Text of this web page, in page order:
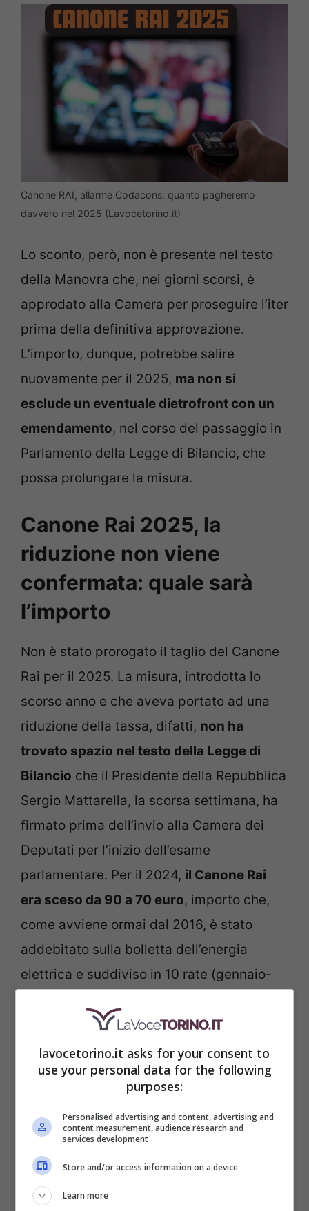
Canone RAI, allarme Codacons: quanto pagheremo
davvero nel 2025 (Lavocetorino.it)
Lo sconto, però, non è presente nel testo
della Manovra che, nei giorni scorsi, è
approdato alla Camera per proseguire l’iter
prima della definitiva approvazione.
L’importo, dunque, potrebbe salire
nuovamente per il 2025, ma non si
esclude un eventuale dietrofront con un
emendamento, nel corso del passaggio in
Parlamento della Legge di Bilancio, che
possa prolungare la misura.
Canone Rai 2025, la
riduzione non viene
confermata: quale sarà
l’importo
Non è stato prorogato il taglio del Canone
Rai per il 2025. La misura, introdotta lo
scorso anno e che aveva portato ad una
riduzione della tassa, difatti, non ha
trovato spazio nel testo della Legge di
Bilancio che il Presidente della Repubblica
Sergio Mattarella, la scorsa settimana, ha
firmato prima dell’invio alla Camera dei
Deputati per l’inizio dell’esame
parlamentare. Per il 2024, il Canone Rai
era sceso da 90 a 70 euro, importo che,
come avviene ormai dal 2016, è stato
addebitato sulla bolletta dell’energia
elettrica e suddiviso in 10 rate (gennaio-
Canone Rai 2025, la riduzione non viene confermata:
lavocetorino.it asks for your consent to
use your personal data for the following
purposes:
Personalised advertising and content, advertising and
content measurement, audience research and
services development
Store and/or access information on a device
Learn more